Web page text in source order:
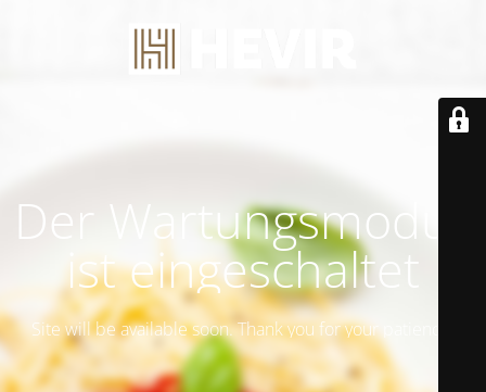
Der Wartungsmodus
ist eingeschaltet
Site will be available soon. Thank you for your patience!